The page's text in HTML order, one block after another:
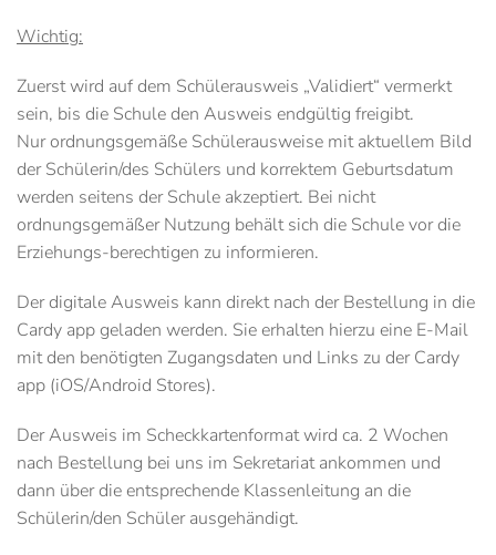
Wichtig:
Zuerst wird auf dem Schülerausweis „Validiert“ vermerkt
sein, bis die Schule den Ausweis endgültig freigibt.
Nur ordnungsgemäße Schülerausweise mit aktuellem Bild
der Schülerin/des Schülers und korrektem Geburtsdatum
werden seitens der Schule akzeptiert. Bei nicht
ordnungsgemäßer Nutzung behält sich die Schule vor die
Erziehungs-berechtigen zu informieren.
Der digitale Ausweis kann direkt nach der Bestellung in die
Cardy app geladen werden. Sie erhalten hierzu eine E-Mail
mit den benötigten Zugangsdaten und Links zu der Cardy
app (iOS/Android Stores).
Der Ausweis im Scheckkartenformat wird ca. 2 Wochen
nach Bestellung bei uns im Sekretariat ankommen und
dann über die entsprechende Klassenleitung an die
Schülerin/den Schüler ausgehändigt.